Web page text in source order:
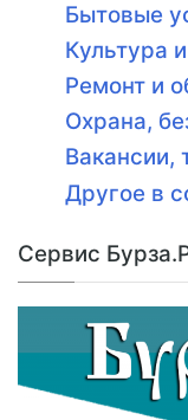
Бытовые
Культура
Ремонт и
Охрана,
Вакансии,
Другое в
Сервис